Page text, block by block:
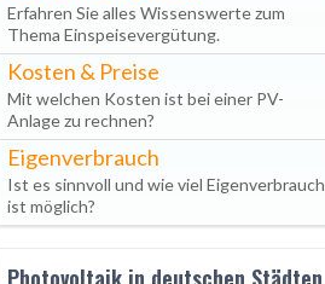
Erfahren Sie alles Wissenswerte zum
Thema Einspeisevergütung.
Kosten & Preise
Mit welchen Kosten ist bei einer PV-
Anlage zu rechnen?
Eigenverbrauch
Ist es sinnvoll und wie viel Eigenverbrauch
ist möglich?